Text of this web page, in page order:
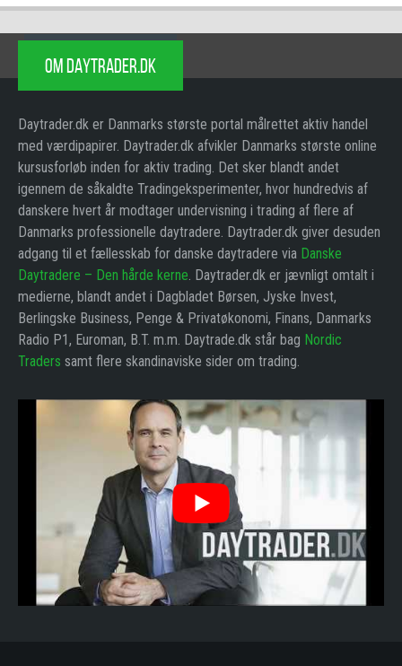
OM DAYTRADER.DK
Daytrader.dk er Danmarks største portal målrettet aktiv handel
med værdipapirer. Daytrader.dk afvikler Danmarks største online
kursusforløb inden for aktiv trading. Det sker blandt andet
igennem de såkaldte Tradingeksperimenter, hvor hundredvis af
danskere hvert år modtager undervisning i trading af flere af
Danmarks professionelle daytradere. Daytrader.dk giver desuden
adgang til et fællesskab for danske daytradere via Danske
Daytradere – Den hårde kerne. Daytrader.dk er jævnligt omtalt i
medierne, blandt andet i Dagbladet Børsen, Jyske Invest,
Berlingske Business, Penge & Privatøkonomi, Finans, Danmarks
Radio P1, Euroman, B.T. m.m. Daytrade.dk står bag Nordic
Traders samt flere skandinaviske sider om trading.